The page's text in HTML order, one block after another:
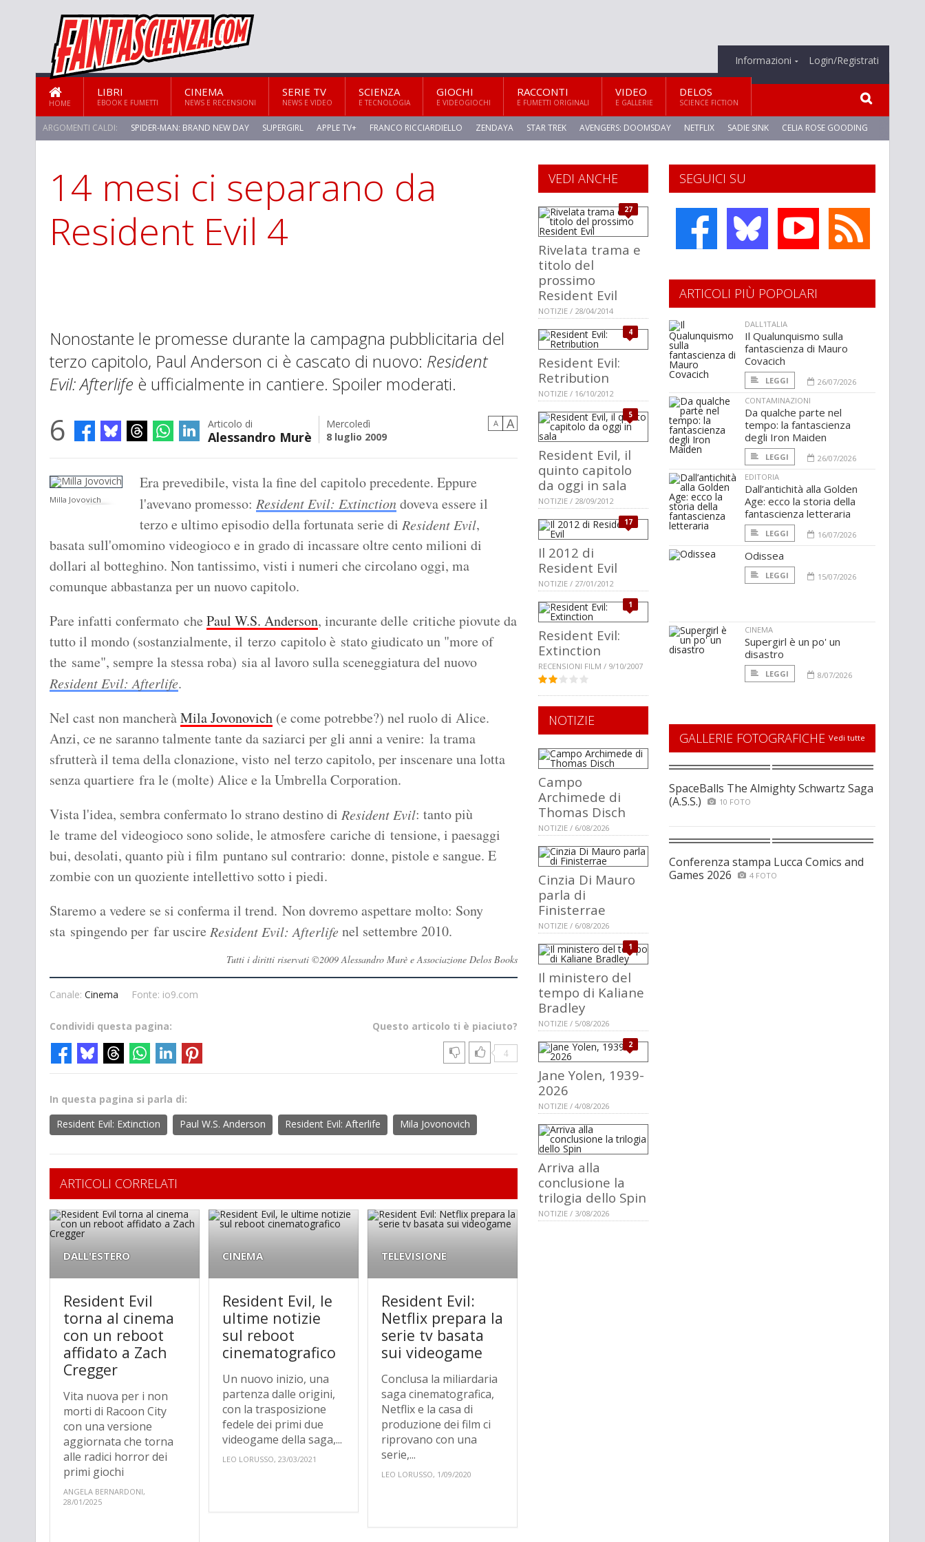
Informazioni Login/Registrati
HOME
LIBRI
EBOOK E FUMETTI
CINEMA
NEWS E RECENSIONI
SERIE TV
NEWS E VIDEO
SCIENZA
E TECNOLOGIA
GIOCHI
E VIDEOGIOCHI
RACCONTI
E FUMETTI ORIGINALI
VIDEO
E GALLERIE
DELOS
SCIENCE FICTION
ARGOMENTI CALDI: SPIDER-MAN: BRAND NEW DAY SUPERGIRL APPLE TV+ FRANCO RICCIARDIELLO ZENDAYA STAR TREK AVENGERS: DOOMSDAY NETFLIX SADIE SINK CELIA ROSE GOODING
14 mesi ci separano da
Resident Evil 4
Nonostante le promesse durante la campagna pubblicitaria del
terzo capitolo, Paul Anderson ci è cascato di nuovo: Resident
Evil: Afterlife è ufficialmente in cantiere. Spoiler moderati.
6 Articolo di
Alessandro Murè
Mercoledì
8 luglio 2009
A A
Milla Jovovich
Era prevedibile, vista la fine del capitolo precedente. Eppure
l'avevano promesso: Resident Evil: Extinctiondoveva essere il
terzo e ultimo episodio della fortunata serie di Resident Evil,
basata sull'omomino videogioco e in grado di incassare oltre cento milioni di
dollari al botteghino. Non tantissimo, visti i numeri che circolano oggi, ma
comunque abbastanza per un nuovo capitolo.
Pare infatti confermato che Paul W.S. Anderson, incurante delle critiche piovute da
tutto il mondo (sostanzialmente, il terzo capitolo è stato giudicato un "more of
the same", sempre la stessa roba) sia al lavoro sulla sceneggiatura del nuovo
Resident Evil: Afterlife.
Nel cast non mancheràMila Jovonovich (e come potrebbe?) nel ruolo di Alice.
Anzi, ce ne saranno talmente tante da saziarci per gli anni a venire: la trama
sfrutterà il tema della clonazione, visto nel terzo capitolo, per inscenare una lotta
senza quartiere fra le (molte) Alice e la Umbrella Corporation.
Vista l'idea, sembra confermato lo strano destino di Resident Evil: tanto più
le trame del videogioco sono solide, le atmosfere cariche di tensione, i paesaggi
bui, desolati, quanto più i film puntano sul contrario: donne, pistole e sangue. E
zombie con un quoziente intellettivo sotto i piedi.
Staremo a vedere se si conferma il trend. Non dovremo aspettare molto: Sony
sta spingendo per far uscire Resident Evil: Afterlife nel settembre 2010.
Tutti i diritti riservati ©2009 Alessandro Murè e Associazione Delos Books
Canale: Cinema Fonte: io9.com
Questo articolo ti è piaciuto?
4
Condividi questa pagina:
In questa pagina si parla di:
Resident Evil: Extinction
Paul W.S. Anderson Resident Evil: Afterlife Mila Jovonovich
ARTICOLI CORRELATI
DALL'ESTERO
Resident Evil
torna al cinema
con un reboot
affidato a Zach
Cregger
Vita nuova per i non
morti di Racoon City
con una versione
aggiornata che torna
alle radici horror dei
primi giochi
ANGELA BERNARDONI,
28/01/2025
CINEMA
Resident Evil, le
ultime notizie
sul reboot
cinematografico
Un nuovo inizio, una
partenza dalle origini,
con la trasposizione
fedele dei primi due
videogame della saga,...
LEO LORUSSO, 23/03/2021
TELEVISIONE
Resident Evil:
Netflix prepara la
serie tv basata
sui videogame
Conclusa la miliardaria
saga cinematografica,
Netflix e la casa di
produzione dei film ci
riprovano con una
serie,...
LEO LORUSSO, 1/09/2020
SEGUICI SU
VEDI ANCHE
27
Rivelata trama e
titolo del
prossimo
Resident Evil
NOTIZIE / 28/04/2014
4
Resident Evil:
Retribution
NOTIZIE / 16/10/2012
5
Resident Evil, il
quinto capitolo
da oggi in sala
NOTIZIE / 28/09/2012
17
Il 2012 di
Resident Evil
NOTIZIE / 27/01/2012
1
Resident Evil:
Extinction
RECENSIONI FILM / 9/10/2007
NOTIZIE
Campo
Archimede di
Thomas Disch
NOTIZIE / 6/08/2026
Cinzia Di Mauro
parla di
Finisterrae
NOTIZIE / 6/08/2026
1
Il ministero del
tempo di Kaliane
Bradley
NOTIZIE / 5/08/2026
2
Jane Yolen, 1939-
2026
NOTIZIE / 4/08/2026
Arriva alla
conclusione la
trilogia dello Spin
NOTIZIE / 3/08/2026
ARTICOLI PIÙ POPOLARI
DALL'ITALIA
Il Qualunquismo sulla
fantascienza di Mauro
Covacich
LEGGI
26/07/2026
CONTAMINAZIONI
Da qualche parte nel
tempo: la fantascienza
degli Iron Maiden
LEGGI
26/07/2026
EDITORIA
Dall’antichità alla Golden
Age: ecco la storia della
fantascienza letteraria
LEGGI 16/07/2026
Odissea
LEGGI 15/07/2026
CINEMA
Supergirl è un po' un
disastro
LEGGI 8/07/2026
GALLERIE FOTOGRAFICHE Vedi tutte
SpaceBalls The Almighty Schwartz Saga
(A.S.S.)
10 FOTO
Conferenza stampa Lucca Comics and
Games 2026
4 FOTO